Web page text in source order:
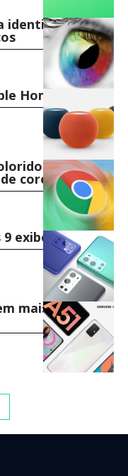
identificação de
HomePod Mini
com a
cores
exibe cores
mais duas